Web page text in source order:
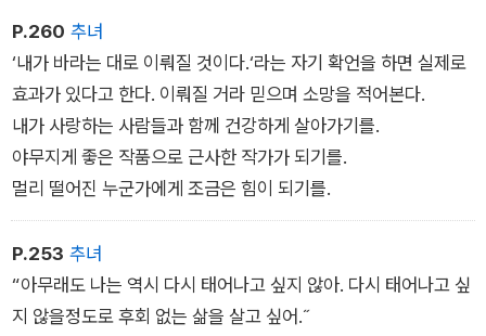
P.260 추녀
‘내가 바라는 대로 이뤄질 것이다.‘라는 자기 확언을 하면 실제로
효과가 있다고 한다. 이뤄질 거라 믿으며 소망을 적어본다.
내가 사랑하는 사람들과 함께 건강하게 살아가기를.
야무지게 좋은 작품으로 근사한 작가가 되기를.
멀리 떨어진 누군가에게 조금은 힘이 되기를.
P.253 추녀
“아무래도 나는 역시 다시 태어나고 싶지 않아. 다시 태어나고 싶
지 않을정도로 후회 없는 삶을 살고 싶어.˝